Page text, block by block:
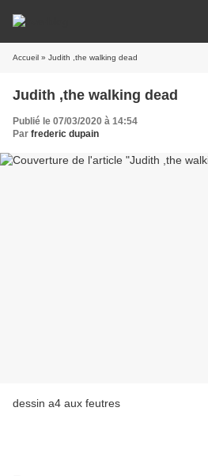
Accueil » Judith ,the walking dead
Judith ,the walking dead
Publié le 07/03/2020 à 14:54
Par frederic dupain
dessin a4 aux feutres